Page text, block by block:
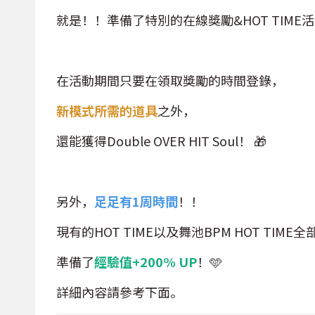
就是！！準備了特別的在線獎勵&HOT TIME活
在活動期間只要在領取獎勵的時間登錄，
新模式所需的道具之外，
還能獲得Double OVER HIT Soul！ 🎁
另外， 足足有1周時間！！
現有的HOT TIME以及舞池BPM HOT TIME全
準備了經驗值+200% UP！🩵
詳細內容請參考下面。